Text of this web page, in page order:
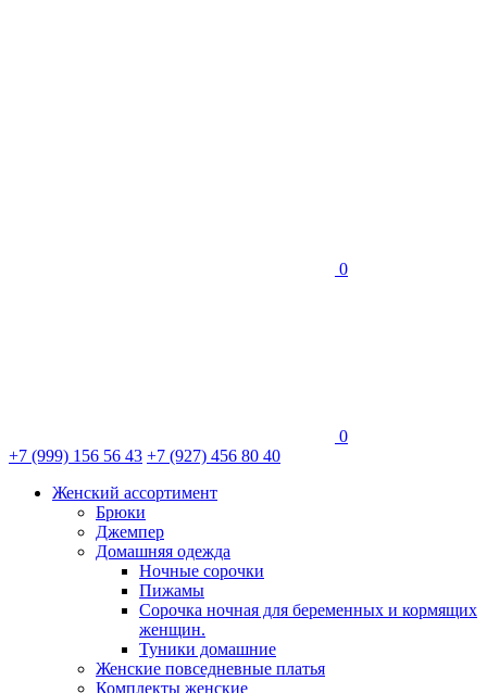
0
0
+7 (999) 156 56 43 +7 (927) 456 80 40
Женский ассортимент
Брюки
Джемпер
Домашняя одежда
Ночные сорочки
Пижамы
Сорочка ночная для беременных и кормящих
женщин.
Туники домашние
Женские повседневные платья
Комплекты женские